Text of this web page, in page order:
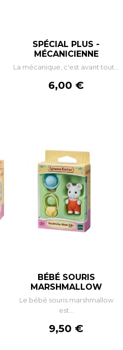
SPÉCIAL PLUS -
MÉCANICIENNE
La mécanique, c'est avant tout...
Prix
6,00 €
BÉBÉ SOURIS
MARSHMALLOW
Le bébé souris marshmallow
est...
Prix
9,50 €